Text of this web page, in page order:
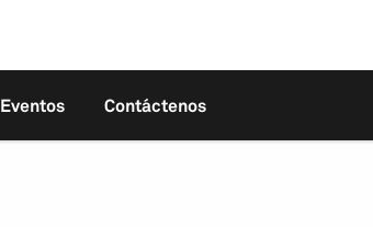
Eventos Contáctenos